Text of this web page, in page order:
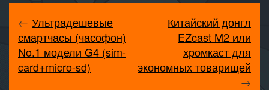
← Ультрадешевые
смартчасы (часофон)
No.1 модели G4 (sim-
card+micro-sd)
Китайский донгл
EZcast M2 или
хромкаст для
экономных товарищей
→